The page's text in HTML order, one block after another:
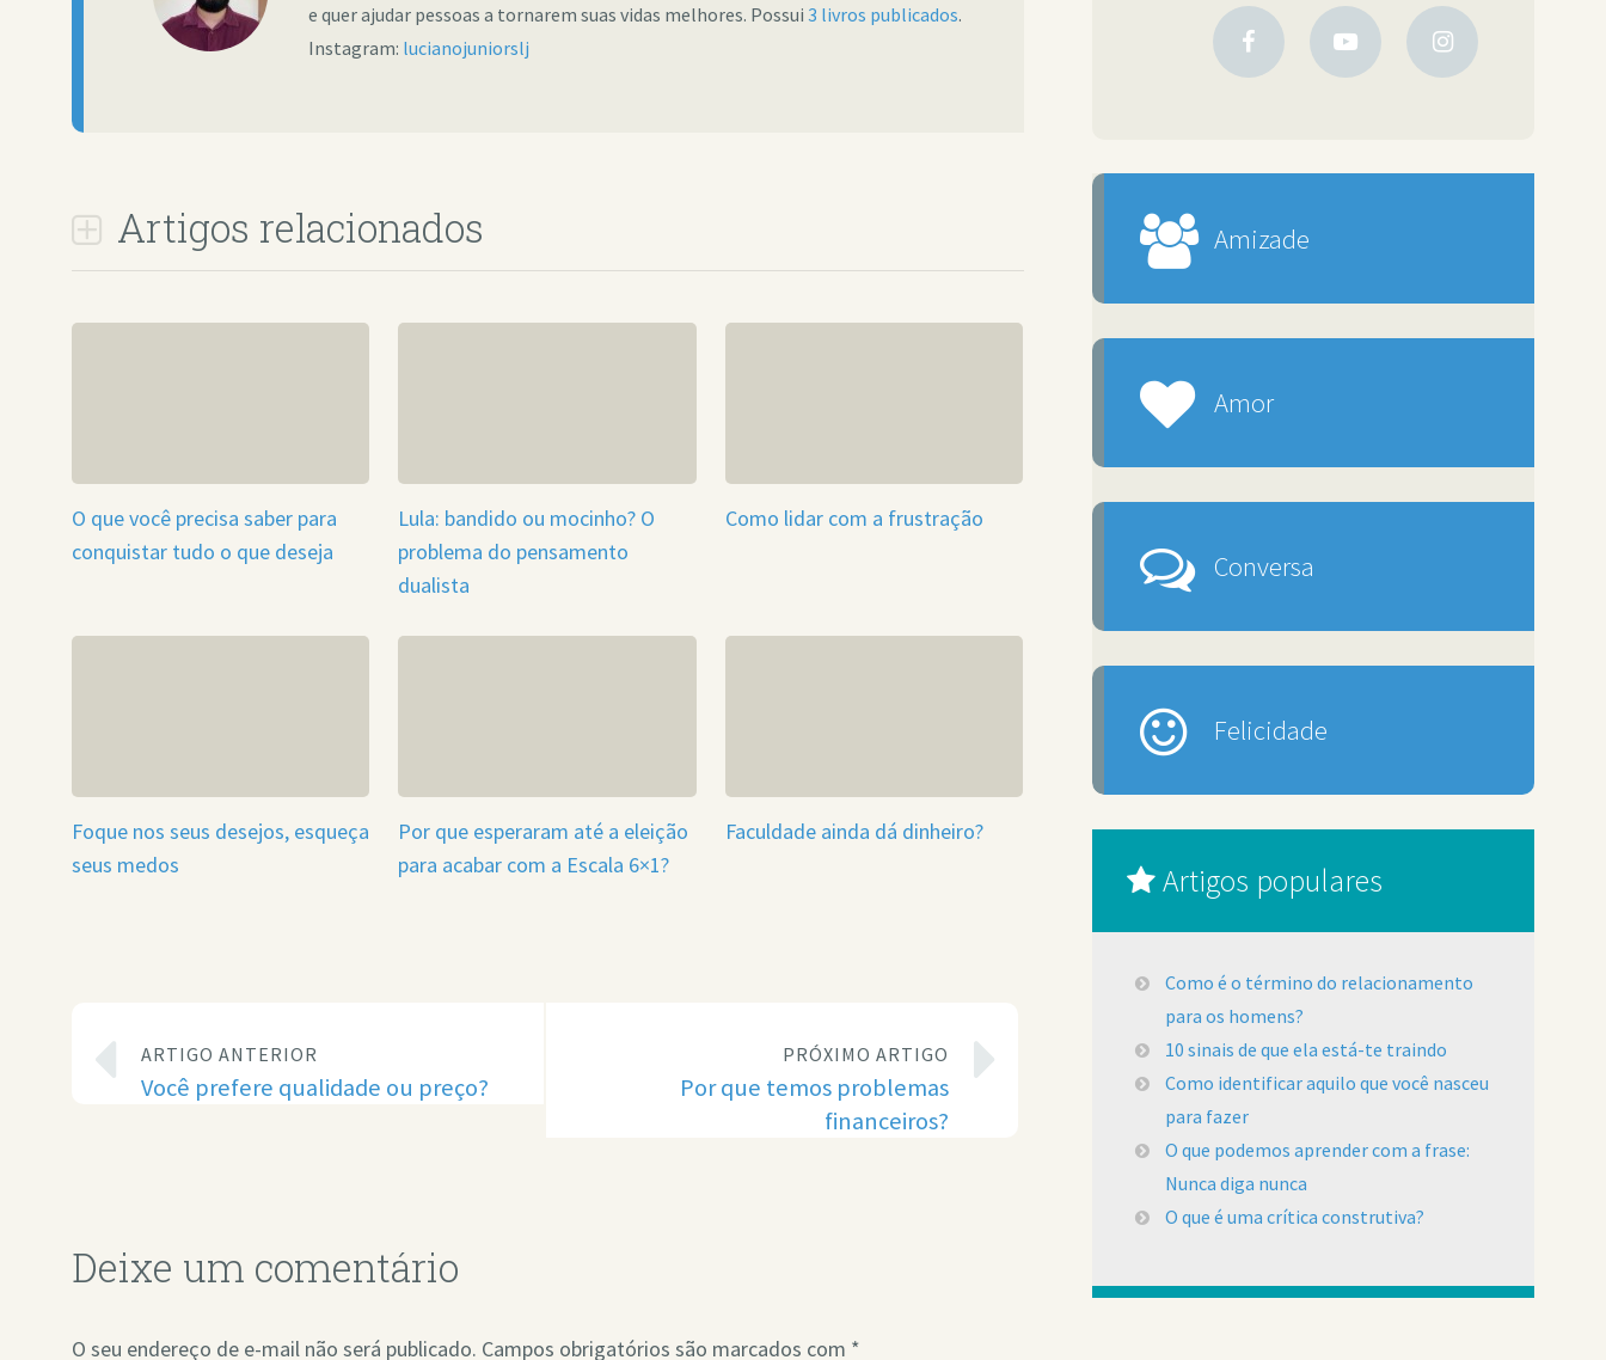
e quer ajudar pessoas a tornarem suas vidas melhores. Possui 3 livros publicados.
Instagram: lucianojuniorslj
Artigos relacionados
O que você precisa saber para
conquistar tudo o que deseja
Lula: bandido ou mocinho? O
problema do pensamento
dualista
Como lidar com a frustração
Foque nos seus desejos, esqueça
seus medos
Por que esperaram até a eleição
para acabar com a Escala 6×1?
Faculdade ainda dá dinheiro?
ARTIGO ANTERIOR
Você prefere qualidade ou preço?
PRÓXIMO ARTIGO
Por que temos problemas
financeiros?
Deixe um comentário
O seu endereço de e-mail não será publicado. Campos obrigatórios são marcados com *
Amizade
Amor
Conversa
Felicidade
Artigos populares
Como é o término do relacionamento
para os homens?
10 sinais de que ela está-te traindo
Como identificar aquilo que você nasceu
para fazer
O que podemos aprender com a frase:
Nunca diga nunca
O que é uma crítica construtiva?